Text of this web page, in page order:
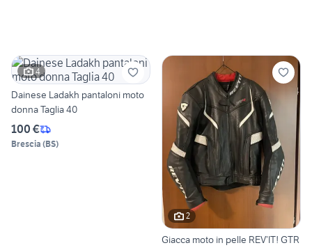
4
Dainese Ladakh pantaloni moto
donna Taglia 40
100 €
Brescia (BS)
2
Giacca moto in pelle REV’IT! GTR